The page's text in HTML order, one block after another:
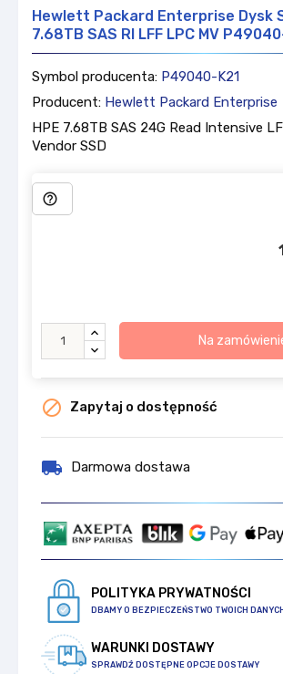
Hewlett Packard Enterprise Dysk
7.68TB SAS RI LFF LPC MV
Symbol producenta: P49040-K21
Producent: Hewlett Packard Enterprise
HPE 7.68TB SAS 24G Read Intensive
Vendor SSD
help_outline
Na
 Zapytaj o dostępność
local_shipping Darmowa dostawa
POLITYKA PRYWATNOŚCI
DBAMY O BEZPIECZEŃSTWO TWOICH DANYCH
WARUNKI DOSTAWY
SPRAWDŹ DOSTĘPNE OPCJE DOSTAWY